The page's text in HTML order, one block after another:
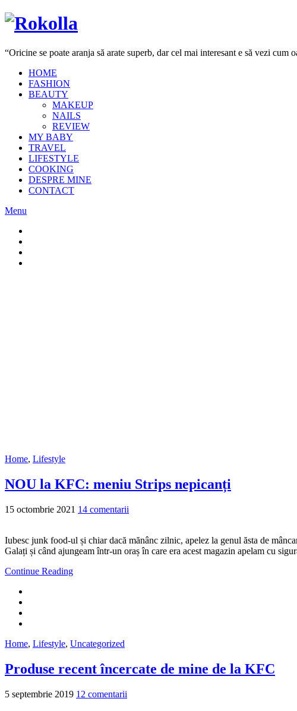
“Oricine se poate aranja să arate superb, dar cel mai interesant e să vezi
HOME
FASHION
BEAUTY
MAKEUP
NAILS
REVIEW
MY BABY
TRAVEL
LIFESTYLE
COOKING
DESPRE MINE
CONTACT
Menu
Home, Lifestyle
NOU la KFC: meniu Strips nepicanți
15 octombrie 2021 14 comentarii
Iubesc junk food-ul și chiar dacă mănânc zilnic, apelez la genul ăsta de
Galați și când ajungeam într-un oraș în care era acest magazin apelam cu
Continue Reading
Home, Lifestyle, Uncategorized
Produse recent încercate de mine de la KFC
5 septembrie 2019 12 comentarii